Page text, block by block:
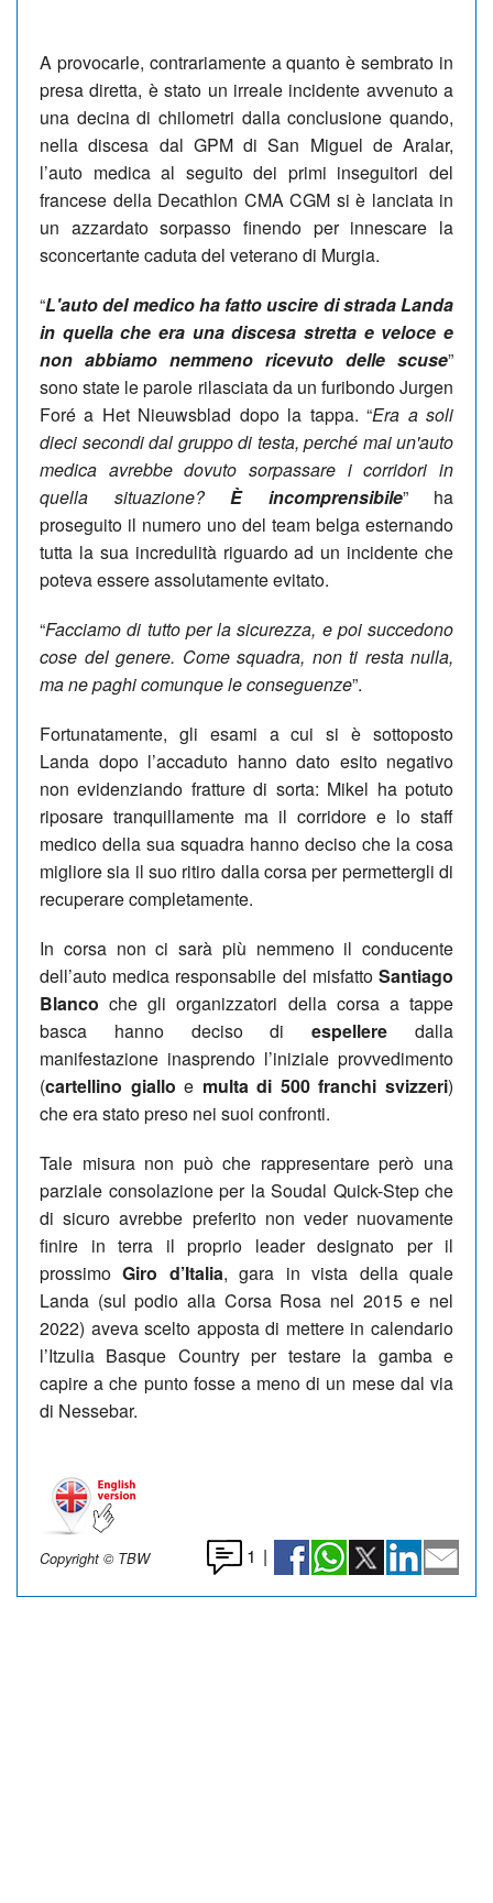
A provocarle, contrariamente a quanto è sembrato in
presa diretta, è stato un irreale incidente avvenuto a
una decina di chilometri dalla conclusione quando,
nella discesa dal GPM di San Miguel de Aralar,
l’auto medica al seguito dei primi inseguitori del
francese della Decathlon CMA CGM si è lanciata in
un azzardato sorpasso finendo per innescare la
sconcertante caduta del veterano di Murgia.
“L'auto del medico ha fatto uscire di strada Landa
in quella che era una discesa stretta e veloce e
non abbiamo nemmeno ricevuto delle scuse”
sono state le parole rilasciata da un furibondo Jurgen
Foré a Het Nieuwsblad dopo la tappa. “Era a soli
dieci secondi dal gruppo di testa, perché mai un'auto
medica avrebbe dovuto sorpassare i corridori in
quella situazione? È incomprensibile” ha
proseguito il numero uno del team belga esternando
tutta la sua incredulità riguardo ad un incidente che
poteva essere assolutamente evitato.
“Facciamo di tutto per la sicurezza, e poi succedono
cose del genere. Come squadra, non ti resta nulla,
ma ne paghi comunque le conseguenze”.
Fortunatamente, gli esami a cui si è sottoposto
Landa dopo l’accaduto hanno dato esito negativo
non evidenziando fratture di sorta: Mikel ha potuto
riposare tranquillamente ma il corridore e lo staff
medico della sua squadra hanno deciso che la cosa
migliore sia il suo ritiro dalla corsa per permettergli di
recuperare completamente.
In corsa non ci sarà più nemmeno il conducente
dell’auto medica responsabile del misfatto Santiago
Blanco che gli organizzatori della corsa a tappe
basca hanno deciso diespellere dalla
manifestazione inasprendo l’iniziale provvedimento
(cartellino giallo e multa di 500 franchi svizzeri)
che era stato preso nei suoi confronti.
Tale misura non può che rappresentare però una
parziale consolazione per la Soudal Quick-Step che
di sicuro avrebbe preferito non veder nuovamente
finire in terra il proprio leader designato per il
prossimoGiro d’Italia, gara in vista della quale
Landa (sul podio alla Corsa Rosa nel 2015 e nel
2022) aveva scelto apposta di mettere in calendario
l’Itzulia Basque Country per testare la gamba e
capire a che punto fosse a meno di un mese dal via
di Nessebar.
Copyright © TBW 1 |